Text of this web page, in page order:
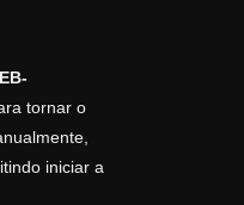
tornar o
iniciar a